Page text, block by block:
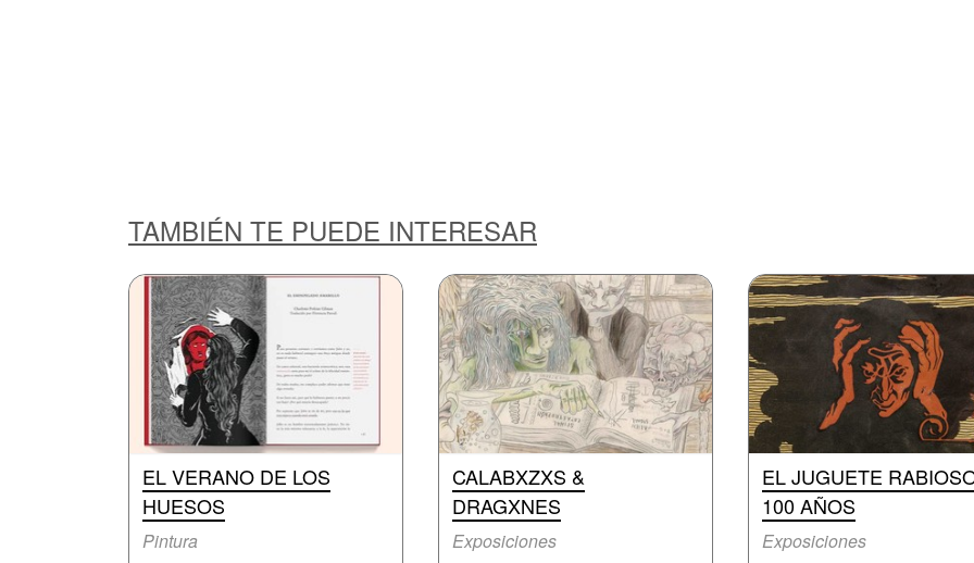
TAMBIÉN TE PUEDE INTERESAR
EL VERANO DE LOS
HUESOS
Pintura
CALABXZXS &
DRAGXNES
Exposiciones
EL JUGUETE
100 AÑOS
Exposiciones